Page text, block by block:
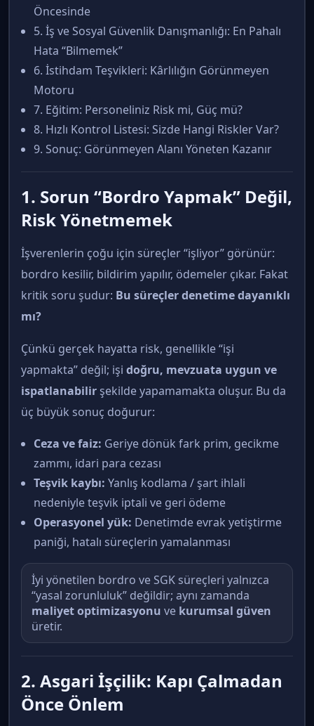
Öncesinde
5. İş ve Sosyal Güvenlik Danışmanlığı: En Pahalı
Hata “Bilmemek”
6. İstihdam Teşvikleri: Kârlılığın Görünmeyen
Motoru
7. Eğitim: Personeliniz Risk mi, Güç mü?
8. Hızlı Kontrol Listesi: Sizde Hangi Riskler Var?
9. Sonuç: Görünmeyen Alanı Yöneten Kazanır
1. Sorun “Bordro Yapmak” Değil,
Risk Yönetmemek
İşverenlerin çoğu için süreçler “işliyor” görünür:
bordro kesilir, bildirim yapılır, ödemeler çıkar. Fakat
kritik soru şudur: Bu süreçler denetime dayanıklı
mı?
Çünkü gerçek hayatta risk, genellikle “işi
yapmakta” değil; işi doğru, mevzuata uygun ve
ispatlanabilir şekilde yapamamakta oluşur. Bu da
üç büyük sonuç doğurur:
Ceza ve faiz: Geriye dönük fark prim, gecikme
zammı, idari para cezası
Teşvik kaybı: Yanlış kodlama / şart ihlali
nedeniyle teşvik iptali ve geri ödeme
Operasyonel yük: Denetimde evrak yetiştirme
paniği, hatalı süreçlerin yamalanması
İyi yönetilen bordro ve SGK süreçleri yalnızca
“yasal zorunluluk” değildir; aynı zamanda
maliyet optimizasyonu ve kurumsal güven
üretir.
2. Asgari İşçilik: Kapı Çalmadan
Önce Önlem